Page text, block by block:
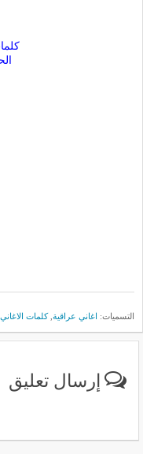
التسميات: اغاني عراقية ,كلمات الاغاني
إرسال تعليق